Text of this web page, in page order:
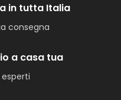
in tutta Italia
consegna
a casa tua